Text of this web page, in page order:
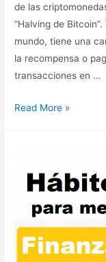
de las
“Halving de
mundo, tiene una
la recompensa o
transacciones en …
¿Qué
Read More »